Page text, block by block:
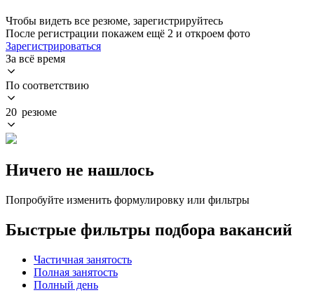
Чтобы видеть все резюме, зарегистрируйтесь
После регистрации покажем ещё 2 и откроем фото
Зарегистрироваться
За всё время
По соответствию
20 резюме
Ничего не нашлось
Попробуйте изменить формулировку или фильтры
Быстрые фильтры подбора вакансий
Частичная занятость
Полная занятость
Полный день